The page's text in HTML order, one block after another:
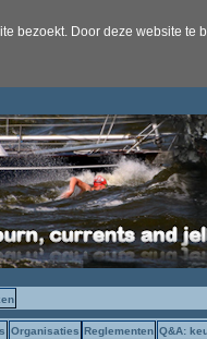
bezoekt. Door deze website
Organisaties Reglementen Q&A: